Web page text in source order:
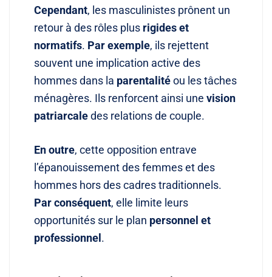
Cependant, les masculinistes prônent un
retour à des rôles plus rigides et
normatifs. Par exemple, ils rejettent
souvent une implication active des
hommes dans la parentalitéou les tâches
ménagères. Ils renforcent ainsi une vision
patriarcaledes relations de couple.
En outre, cette opposition entrave
l’épanouissement des femmes et des
hommes hors des cadres traditionnels.
Par conséquent, elle limite leurs
opportunités sur le plan personnel et
professionnel .